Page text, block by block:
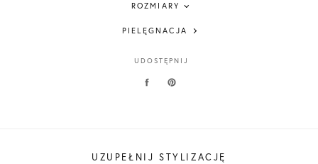
ROZMIARY
PIELĘGNACJA
UDOSTĘPNIJ
UZUPEŁNIJ STYLIZACJĘ